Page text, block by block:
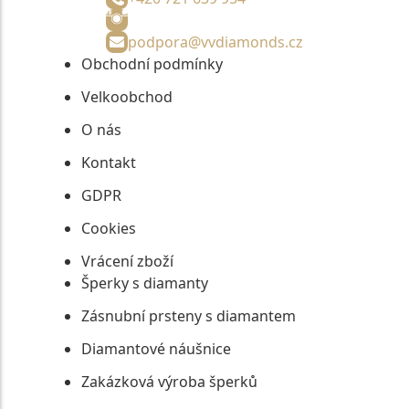
podpora@vvdiamonds.cz
Obchodní podmínky
Velkoobchod
O nás
Kontakt
GDPR
Cookies
Vrácení zboží
Šperky s diamanty
Zásnubní prsteny s diamantem
Diamantové náušnice
Zakázková výroba šperků